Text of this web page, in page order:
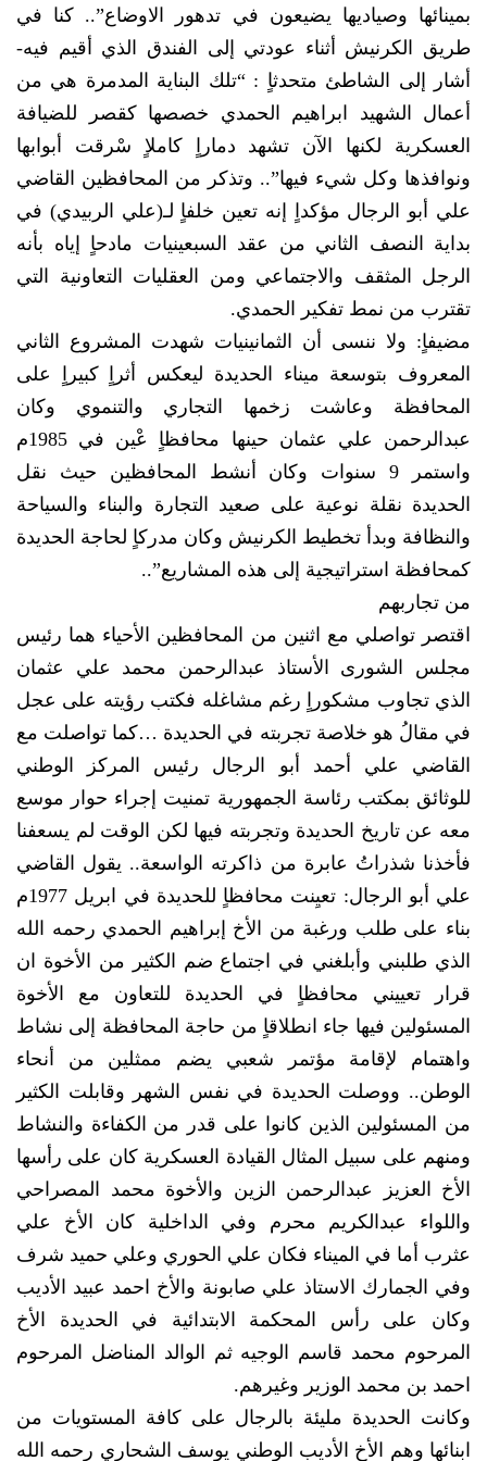
بمينائها وصياديها يضيعون في تدهور الاوضاع”.. كنا في
طريق الكرنيش أثناء عودتي إلى الفندق الذي أقيم فيه-
أشار إلى الشاطئ متحدثاٍ : “تلك البناية المدمرة هي من
أعمال الشهيد ابراهيم الحمدي خصصها كقصر للضيافة
العسكرية لكنها الآن تشهد دماراٍ كاملاٍ سْرقت أبوابها
ونوافذها وكل شيء فيها”.. وتذكر من المحافظين القاضي
علي أبو الرجال مؤكداٍ إنه تعين خلفاٍ لـ(علي الربيدي) في
بداية النصف الثاني من عقد السبعينيات مادحاٍ إياه بأنه
الرجل المثقف والاجتماعي ومن العقليات التعاونية التي
تقترب من نمط تفكير الحمدي.
مضيفاٍ: ولا ننسى أن الثمانينيات شهدت المشروع الثاني
المعروف بتوسعة ميناء الحديدة ليعكس أثراٍ كبيراٍ على
المحافظة وعاشت زخمها التجاري والتنموي وكان
عبدالرحمن علي عثمان حينها محافظاٍ عْين في 1985م
واستمر 9 سنوات وكان أنشط المحافظين حيث نقل
الحديدة نقلة نوعية على صعيد التجارة والبناء والسياحة
والنظافة وبدأ تخطيط الكرنيش وكان مدركاٍ لحاجة الحديدة
كمحافظة استراتيجية إلى هذه المشاريع”..
من تجاربهم
اقتصر تواصلي مع اثنين من المحافظين الأحياء هما رئيس
مجلس الشورى الأستاذ عبدالرحمن محمد علي عثمان
الذي تجاوب مشكوراٍ رغم مشاغله فكتب رؤيته على عجل
في مقالُ هو خلاصة تجربته في الحديدة …كما تواصلت مع
القاضي علي أحمد أبو الرجال رئيس المركز الوطني
للوثائق بمكتب رئاسة الجمهورية تمنيت إجراء حوار موسع
معه عن تاريخ الحديدة وتجربته فيها لكن الوقت لم يسعفنا
فأخذنا شذراتُ عابرة من ذاكرته الواسعة.. يقول القاضي
علي أبو الرجال: تعيِنت محافظاٍ للحديدة في ابريل 1977م
بناء على طلب ورغبة من الأخ إبراهيم الحمدي رحمه الله
الذي طلبني وأبلغني في اجتماع ضم الكثير من الأخوة ان
قرار تعييني محافظاٍ في الحديدة للتعاون مع الأخوة
المسئولين فيها جاء انطلاقاٍ من حاجة المحافظة إلى نشاط
واهتمام لإقامة مؤتمر شعبي يضم ممثلين من أنحاء
الوطن.. ووصلت الحديدة في نفس الشهر وقابلت الكثير
من المسئولين الذين كانوا على قدر من الكفاءة والنشاط
ومنهم على سبيل المثال القيادة العسكرية كان على رأسها
الأخ العزيز عبدالرحمن الزين والأخوة محمد المصراحي
واللواء عبدالكريم محرم وفي الداخلية كان الأخ علي
عثرب أما في الميناء فكان علي الحوري وعلي حميد شرف
وفي الجمارك الاستاذ علي صابونة والأخ احمد عبيد الأديب
وكان على رأس المحكمة الابتدائية في الحديدة الأخ
المرحوم محمد قاسم الوجيه ثم الوالد المناضل المرحوم
احمد بن محمد الوزير وغيرهم.
وكانت الحديدة مليئة بالرجال على كافة المستويات من
ابنائها وهم الأخ الأديب الوطني يوسف الشحاري رحمه الله